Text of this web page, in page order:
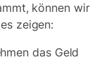
können wir
zeigen:
das Geld